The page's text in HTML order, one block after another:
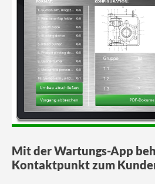
Mit der Wartungs-App
Kontaktpunkt zum